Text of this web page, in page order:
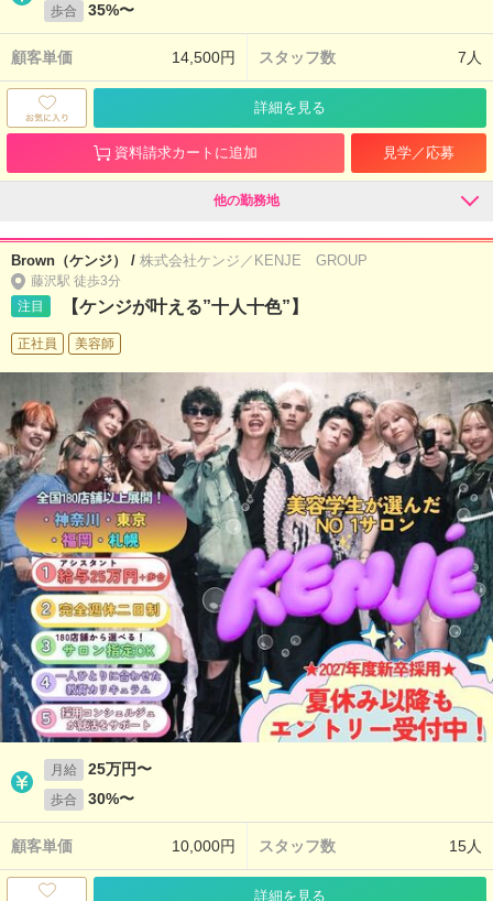
歩合 35%〜
顧客単価 14,500円 スタッフ数 7人
詳細を見る
資料請求カートに追加 見学／応募
他の勤務地
Brown（ケンジ） / 株式会社ケンジ／KENJE GROUP
藤沢駅 徒歩3分
注目
【ケンジが叶える”十人十色”】
正社員 美容師
月給 25万円〜
歩合 30%〜
顧客単価 10,000円 スタッフ数 15人
詳細を見る